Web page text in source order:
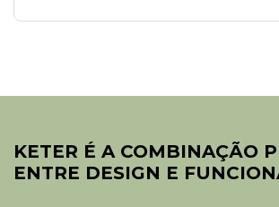
KETER É A COMBINAÇÃO
ENTRE DESIGN E